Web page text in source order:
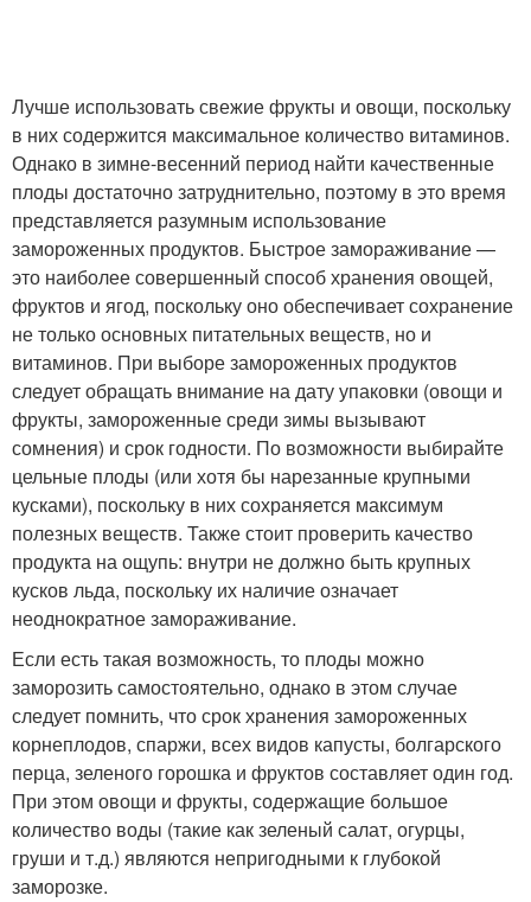
Лучше использовать свежие фрукты и овощи, поскольку
в них содержится максимальное количество витаминов.
Однако в зимне-весенний период найти качественные
плоды достаточно затруднительно, поэтому в это время
представляется разумным использование
замороженных продуктов. Быстрое замораживание —
это наиболее совершенный способ хранения овощей,
фруктов и ягод, поскольку оно обеспечивает сохранение
не только основных питательных веществ, но и
витаминов. При выборе замороженных продуктов
следует обращать внимание на дату упаковки (овощи и
фрукты, замороженные среди зимы вызывают
сомнения) и срок годности. По возможности выбирайте
цельные плоды (или хотя бы нарезанные крупными
кусками), поскольку в них сохраняется максимум
полезных веществ. Также стоит проверить качество
продукта на ощупь: внутри не должно быть крупных
кусков льда, поскольку их наличие означает
неоднократное замораживание.
Если есть такая возможность, то плоды можно
заморозить самостоятельно, однако в этом случае
следует помнить, что срок хранения замороженных
корнеплодов, спаржи, всех видов капусты, болгарского
перца, зеленого горошка и фруктов составляет один год.
При этом овощи и фрукты, содержащие большое
количество воды (такие как зеленый салат, огурцы,
груши и т.д.) являются непригодными к глубокой
заморозке.